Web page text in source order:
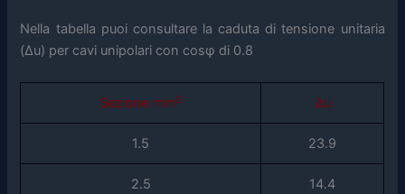
Nella tabella puoi consultare la caduta di tensione unitaria
(Δu) per cavi unipolari con cosφ di 0.8
Sezione mm2 Δu
1.5 23.9
2.5 14.4